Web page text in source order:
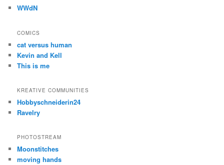
WWdN
COMICS
cat versus human
Kevin and Kell
This is me
KREATIVE COMMUNITIES
Hobbyschneiderin24
Ravelry
PHOTOSTREAM
Moonstitches
moving hands